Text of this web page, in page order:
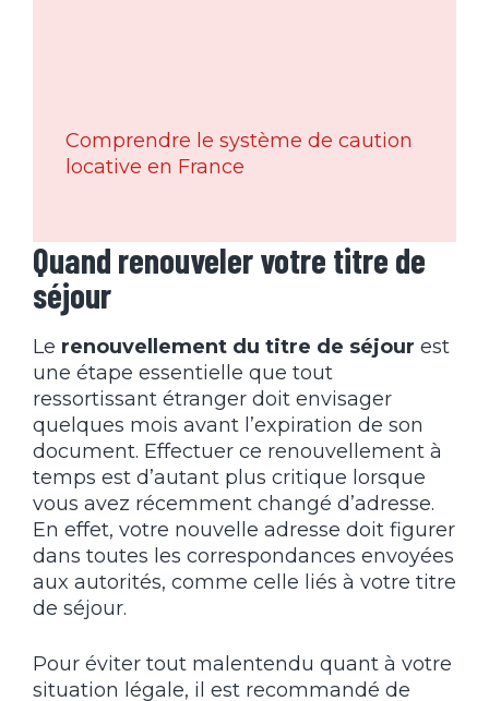
Comprendre le système de caution
locative en France
Quand renouveler votre titre de
séjour
Le renouvellement du titre de séjour est
une étape essentielle que tout
ressortissant étranger doit envisager
quelques mois avant l’expiration de son
document. Effectuer ce renouvellement à
temps est d’autant plus critique lorsque
vous avez récemment changé d’adresse.
En effet, votre nouvelle adresse doit figurer
dans toutes les correspondances envoyées
aux autorités, comme celle liés à votre titre
de séjour.
Pour éviter tout malentendu quant à votre
situation légale, il est recommandé de